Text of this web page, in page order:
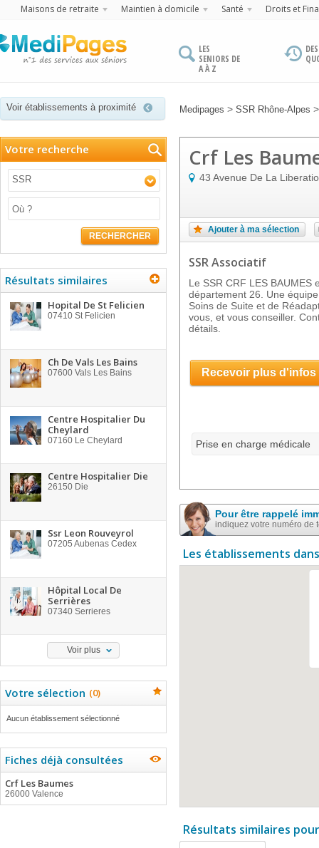
Maisons de retraite Maintien à domicile Santé Droits et
LES
SENIORS DE
A À Z
Voir établissements à proximité Medipages > SSR Rhône-Alpes
Votre recherche
SSR
RECHERCHER
Résultats similaires
Hopital De St Felicien
07410 St Felicien
Ch De Vals Les Bains
07600 Vals Les Bains
Centre Hospitalier Du
Cheylard
07160 Le Cheylard
Centre Hospitalier Die
26150 Die
Ssr Leon Rouveyrol
07205 Aubenas Cedex
Hôpital Local De
Serrières
07340 Serrieres
Voir plus
Votre sélection (0)
Aucun établissement sélectionné
Fiches déjà consultées
Crf Les Baumes
26000 Valence
Crf Les
43 Avenue De La
Ajouter à ma sélection
SSR Associatif
Le SSR CRF LES BAUMES
département 26. Une
Soins de Suite et de
vous, et vous conseiller.
détails.
Recevoir plus d'infos
Prise en charge médicale
Pour être rappelé
indiquez votre numéro de
Les établissements
Résultats similaires